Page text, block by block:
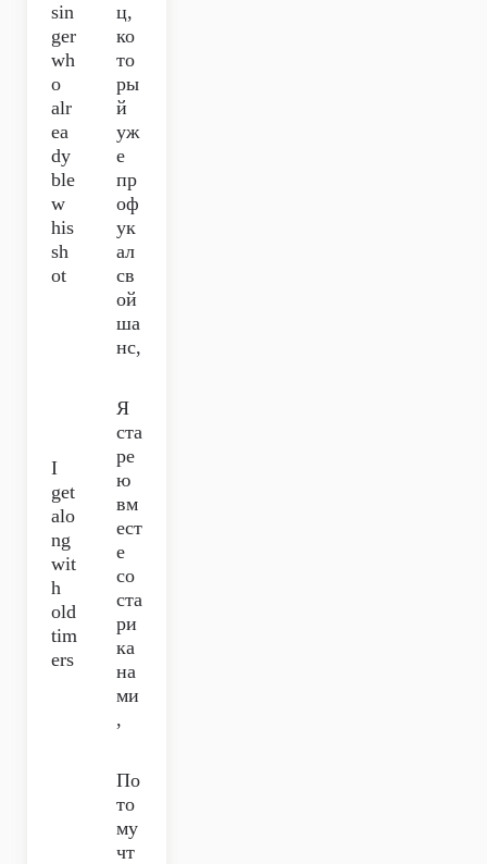
sin
ger
wh
o
alr
ea
dy
ble
w
his
sh
ot
ц,
ко
то
ры
й
уж
е
пр
оф
ук
ал
св
ой
ша
нс,
I
get
alo
ng
wit
h
old
tim
ers
Я
ста
ре
ю
вм
ест
е
со
ста
ри
ка
на
ми
,
По
то
му
чт